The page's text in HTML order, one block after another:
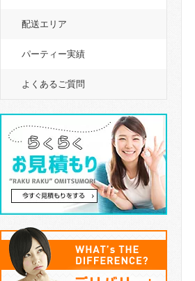
配送エリア
パーティー実績
よくあるご質問